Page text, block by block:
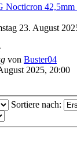
Nocticron
23. August
von Buster04
2025, 20:00
Sortiere nach: